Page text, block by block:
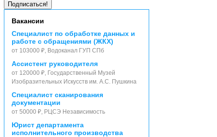
Вакансии
Специалист по обработке данных и
работе с обращениями (ЖКХ)
от 103000 ₽, Водоканал ГУП СПб
Ассистент руководителя
от 120000 ₽, Государственный Музей
Изобразительных Искусств им. А.С. Пушкина
Специалист сканирования
документации
от 50000 ₽, РЦСЭ Независимость
Юрист департамента
исполнительного производства